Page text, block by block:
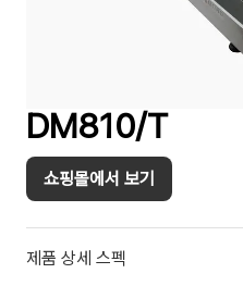
DM810/T
쇼핑몰에서 보기
제품 상세 스펙